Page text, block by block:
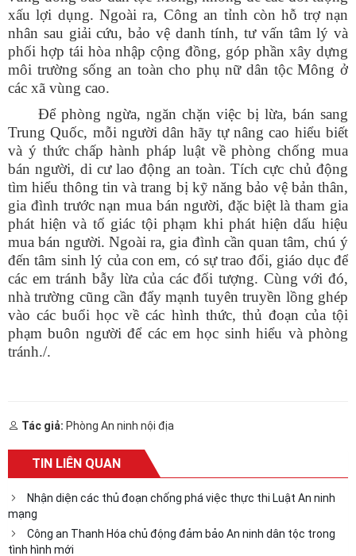
xấu lợi dụng. Ngoài ra, Công an tỉnh còn hỗ trợ nạn
nhân sau giải cứu, bảo vệ danh tính, tư vấn tâm lý và
phối hợp tái hòa nhập cộng đồng, góp phần xây dựng
môi trường sống an toàn cho phụ nữ dân tộc Mông ở
các xã vùng cao.
Để phòng ngừa, ngăn chặn việc bị lừa, bán sang
Trung Quốc, mỗi người dân hãy tự nâng cao hiểu biết
và ý thức chấp hành pháp luật về phòng chống mua
bán người, di cư lao động an toàn. Tích cực chủ động
tìm hiểu thông tin và trang bị kỹ năng bảo vệ bản thân,
gia đình trước nạn mua bán người, đặc biệt là tham gia
phát hiện và tố giác tội phạm khi phát hiện dấu hiệu
mua bán người. Ngoài ra, gia đình cần quan tâm, chú ý
đến tâm sinh lý của con em, có sự trao đổi, giáo dục để
các em tránh bẫy lừa của các đối tượng. Cùng với đó,
nhà trường cũng cần đẩy mạnh tuyên truyền lồng ghép
vào các buổi học về các hình thức, thủ đoạn của tội
phạm buôn người để các em học sinh hiểu và phòng
tránh./.
Tác giả: Phòng An ninh nội địa
TIN LIÊN QUAN
Nhận diện các thủ đoạn chống phá việc thực thi Luật An ninh
mạng
Công an Thanh Hóa chủ động đảm bảo An ninh dân tộc trong
tình hình mới